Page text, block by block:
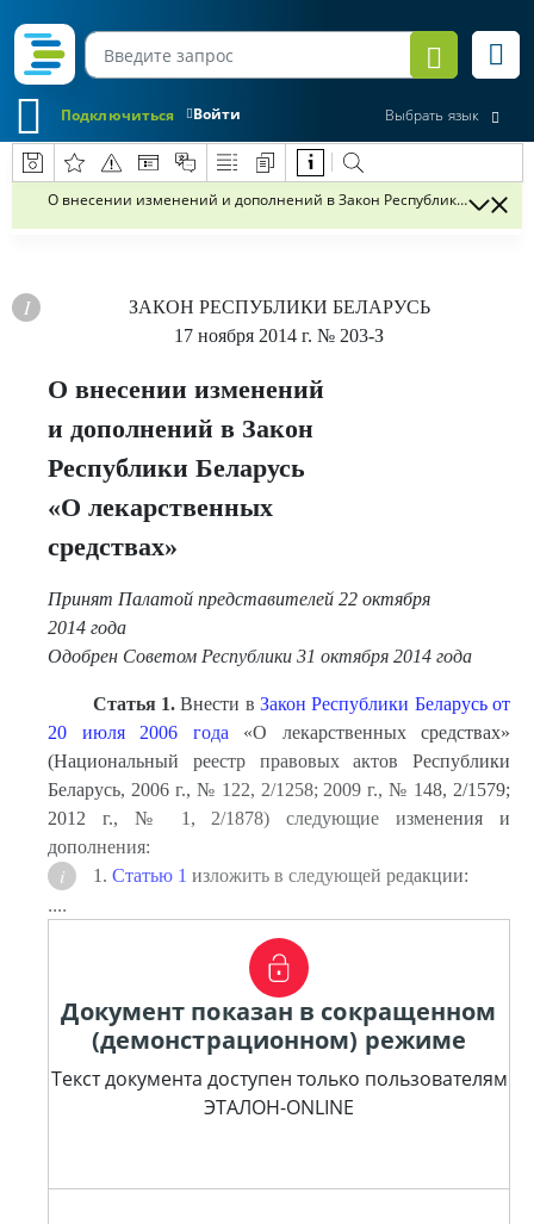
Войти
Подключиться Выбрать язык
О внесении изменений и дополнений в Закон Республики
ЗАКОН РЕСПУБЛИКИ БЕЛАРУСЬ
17 ноября 2014 г. № 203-З
О внесении изменений
и дополнений в Закон
Республики Беларусь
«О лекарственных
средствах»
Принят Палатой представителей 22 октября
2014 года
Одобрен Советом Республики 31 октября 2014 года
Статья 1. Внести вЗакон Республики Беларусь от
20 июля 2006 года «О лекарственных средствах»
(Национальный реестр правовых актов Республики
Беларусь, 2006 г., № 122, 2/1258; 2009 г., № 148, 2/1579;
2012 г., № 1, 2/1878) следующие изменения и
дополнения:
1. Cтатью 1 изложить в следующей редакции:
....
Документ показан в сокращенном
(демонстрационном) режиме
Текст документа доступен только пользователям
ЭТАЛОН-ONLINE